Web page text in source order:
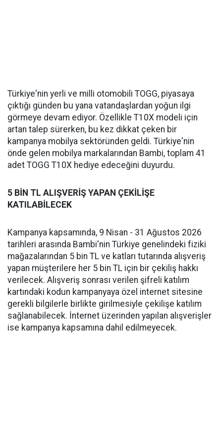
Türkiye'nin yerli ve milli otomobili TOGG, piyasaya
çıktığı günden bu yana vatandaşlardan yoğun ilgi
görmeye devam ediyor. Özellikle T10X modeli için
artan talep sürerken, bu kez dikkat çeken bir
kampanya mobilya sektöründen geldi. Türkiye'nin
önde gelen mobilya markalarından Bambi, toplam 41
adet TOGG T10X hediye edeceğini duyurdu.
5 BİN TL ALIŞVERİŞ YAPAN ÇEKİLİŞE
KATILABİLECEK
Kampanya kapsamında, 9 Nisan - 31 Ağustos 2026
tarihleri arasında Bambi'nin Türkiye genelindeki fiziki
mağazalarından 5 bin TL ve katları tutarında alışveriş
yapan müşterilere her 5 bin TL için bir çekiliş hakkı
verilecek. Alışveriş sonrası verilen şifreli katılım
kartındaki kodun kampanyaya özel internet sitesine
gerekli bilgilerle birlikte girilmesiyle çekilişe katılım
sağlanabilecek. İnternet üzerinden yapılan alışverişler
ise kampanya kapsamına dahil edilmeyecek.